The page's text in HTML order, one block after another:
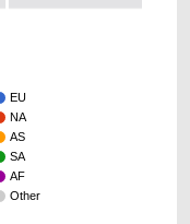
EU
NA
AS
SA
AF
Other